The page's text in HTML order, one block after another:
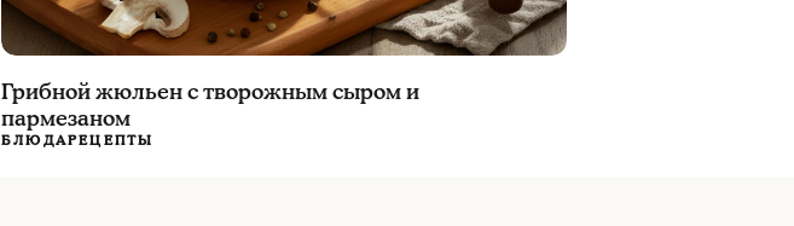
Грибной жюльен с творожным сыром и
пармезаном
БЛЮДАРЕЦЕПТЫ